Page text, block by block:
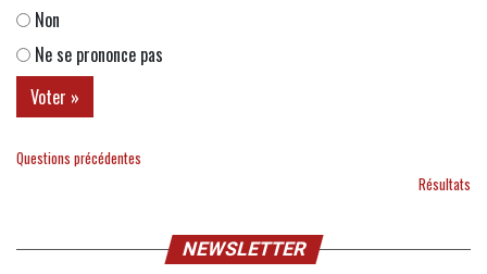
Non
Ne se prononce pas
Questions précédentes
Résultats
NEWSLETTER